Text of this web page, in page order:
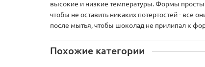
высокие и низкие температуры. Формы просты
чтобы не оставить никаких потертостей - все
после мытья, чтобы шоколад не прилипал к
Похожие категории